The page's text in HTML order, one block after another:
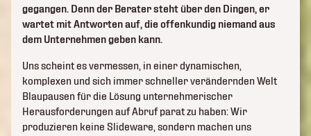
gegangen. Denn der Berater steht über den Dingen, er
wartet mit Antworten auf, die offenkundig niemand aus
dem Unternehmen geben kann.
Uns scheint es vermessen, in einer dynamischen,
komplexen und sich immer schneller verändernden Welt
Blaupausen für die Lösung unternehmerischer
Herausforderungen auf Abruf parat zu haben: Wir
produzieren keine Slideware, sondern machen uns